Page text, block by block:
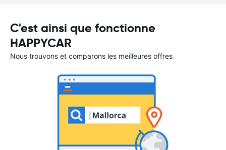
C'est ainsi que fonctionne
HAPPYCAR
Nous trouvons et comparons les meilleures offres